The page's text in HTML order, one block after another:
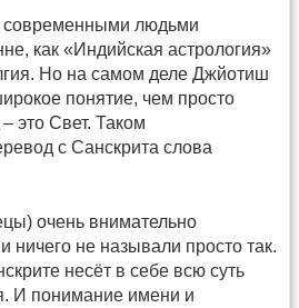
людьми
как «Индийская астрология»
Но на самом деле Джйотиш
понятие, чем просто
это Свет. Таком
с Санскрита слова
очень внимательно
ничего не называли просто так.
несёт в себе всю суть
И понимание имени и